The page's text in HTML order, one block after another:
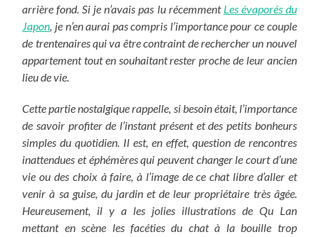
arrière fond. Si je n’avais pas lu récemment Les évaporés du
Japon, je n’en aurai pas compris l’importance pour ce couple
de trentenaires qui va être contraint de rechercher un nouvel
appartement tout en souhaitant rester proche de leur ancien
lieu de vie.
Cette partie nostalgique rappelle, si besoin était, l’importance
de savoir profiter de l’instant présent et des petits bonheurs
simples du quotidien. Il est, en effet, question de rencontres
inattendues et éphémères qui peuvent changer le court d’une
vie ou des choix à faire, à l’image de ce chat libre d’aller et
venir à sa guise, du jardin et de leur propriétaire très âgée.
Heureusement, il y a les jolies illustrations de Qu Lan
mettant en scène les facéties du chat à la bouille trop